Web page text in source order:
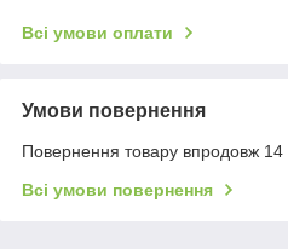
Всі умови оплати
Умови повернення
Повернення товару впродовж 14
Всі умови повернення